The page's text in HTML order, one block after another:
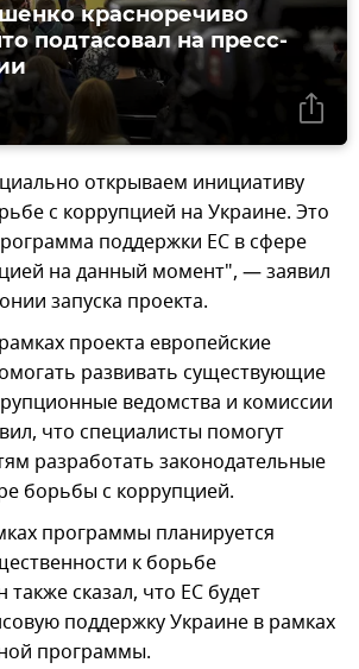
красноречиво
подтасовал на пресс-
открываем инициативу
с коррупцией на Украине. Это
поддержки ЕС в сфере
на данный момент", — заявил
запуска проекта.
проекта европейские
развивать существующие
ведомства и комиссии
что специалисты помогут
разработать законодательные
борьбы с коррупцией.
программы планируется
к борьбе
также сказал, что ЕС будет
поддержку Украине в рамках
программы.